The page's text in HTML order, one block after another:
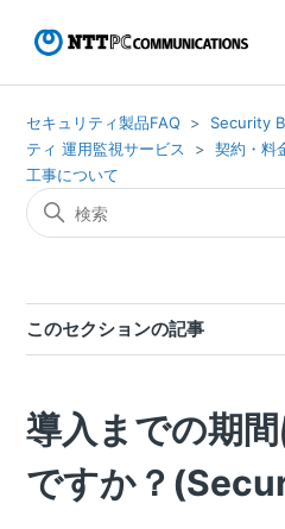
セキュリティ製品FAQ
Security
ティ 運用監視サービス
契約・料
工事について
このセクションの記事
導入までの期
ですか？